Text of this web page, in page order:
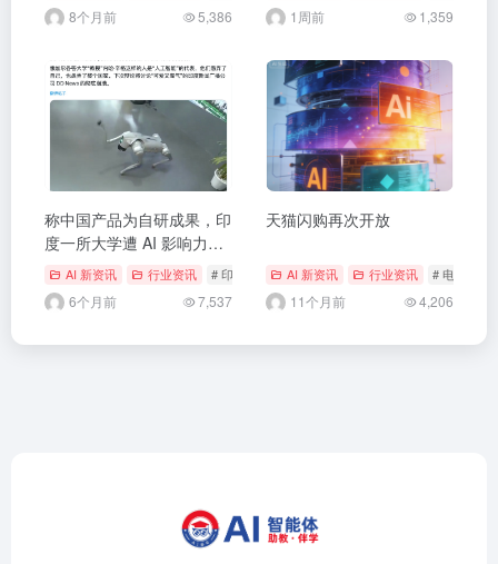
8个月前 5,386 1周前 1,359
称中国产品为自研成果，印
度一所大学遭 AI 影响力峰
会“驱逐”
AI 新资讯 行业资讯 # 印度 # 机器人 # 机器狗
6个月前 7,537
天猫闪购再次开放
AI 新资讯 行业资讯 # 电商
11个月前 4,206